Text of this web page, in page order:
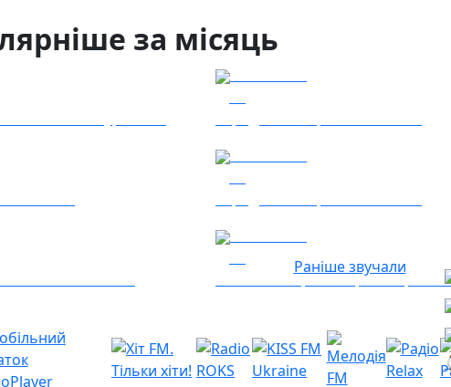
Раніше звучали
за місяць
Гість - 52 Окремої